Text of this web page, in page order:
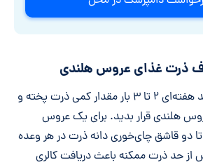
ذرت غذای عروس هلندی
به‌طور معمول، می‌تونید هفته‌ای ۲ تا ۳ بار مقدار کمی ذرت پخته و
هلندی قرار بدید. برای یک عروس
دو قاشق چای‌خوری دانه ذرت در هر وعده
از حد ذرت ممکنه باعث دریافت کالری